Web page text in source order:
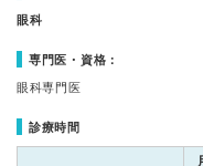
眼科
専門医・資格：
眼科専門医
診療時間